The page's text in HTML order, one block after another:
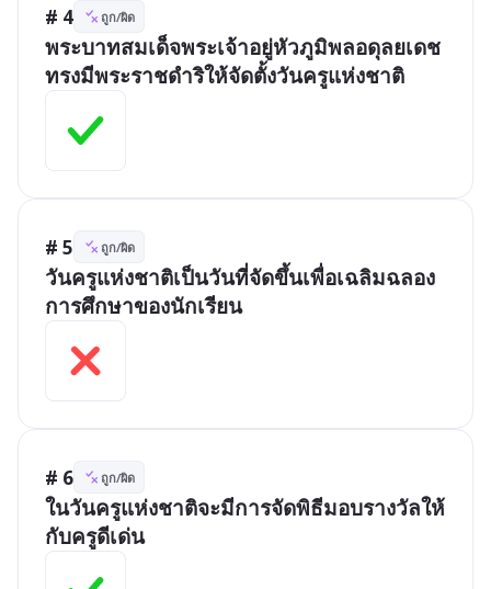
# 4 ถูก/ผิด
พระบาทสมเด็จพระเจ้าอยู่หัวภูมิพลอดุลยเดช
ทรงมีพระราชดำริให้จัดตั้งวันครูแห่งชาติ
# 5 ถูก/ผิด
วันครูแห่งชาติเป็นวันที่จัดขึ้นเพื่อเฉลิมฉลอง
การศึกษาของนักเรียน
# 6 ถูก/ผิด
ในวันครูแห่งชาติจะมีการจัดพิธีมอบรางวัลให้
กับครูดีเด่น